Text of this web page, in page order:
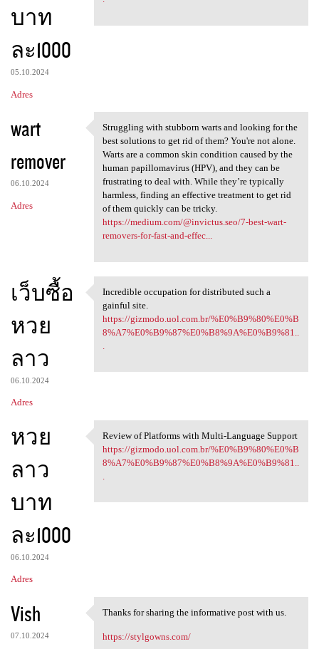
บาท
ละ1000
05.10.2024
Adres
wart
remover
06.10.2024
Adres
Struggling with stubborn
Struggling with stubborn warts and looking for the
best solutions to get rid of them? You're not alone.
Warts are a common skin condition caused by the
human papillomavirus (HPV), and they can be
frustrating to deal with. While they’re typically
harmless, finding an effective treatment to get rid
of them quickly can be tricky.
https://medium.com/@invictus.seo/7-best-wart-
removers-for-fast-and-effec...
เว็บซื้อ
หวย
ลาว
06.10.2024
Adres
Incredible occupation for
Incredible occupation for distributed such a
gainful site.
https://gizmodo.uol.com.br/%E0%B9%80%E0%B
8%A7%E0%B9%87%E0%B8%9A%E0%B9%81..
หวย
ลาว
บาท
ละ1000
06.10.2024
Adres
Review of Platforms with
Review of Platforms with Multi-Language Support
https://gizmodo.uol.com.br/%E0%B9%80%E0%B
8%A7%E0%B9%87%E0%B8%9A%E0%B9%81..
Vish
07.10.2024
Thanks for sharing the
Thanks for sharing the informative post with us.
https://stylgowns.com/